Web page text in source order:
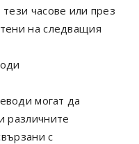
часове или през
на следващия
могат да
различните
с